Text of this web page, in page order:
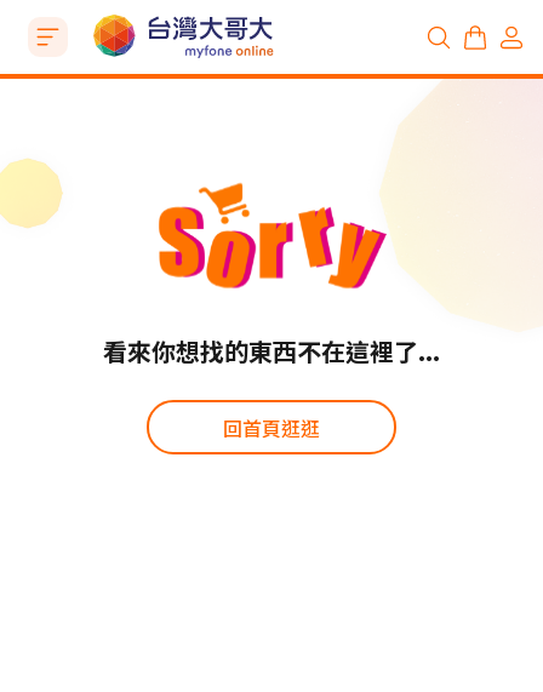
看來你想找的東西不在這裡了...
回首頁逛逛